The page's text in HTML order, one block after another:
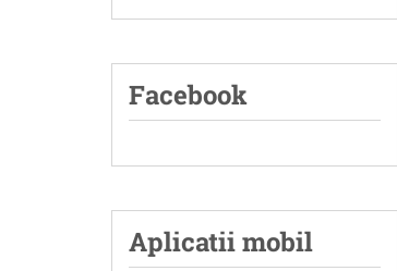
Facebook
Aplicatii mobil